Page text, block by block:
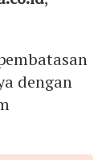
dengan